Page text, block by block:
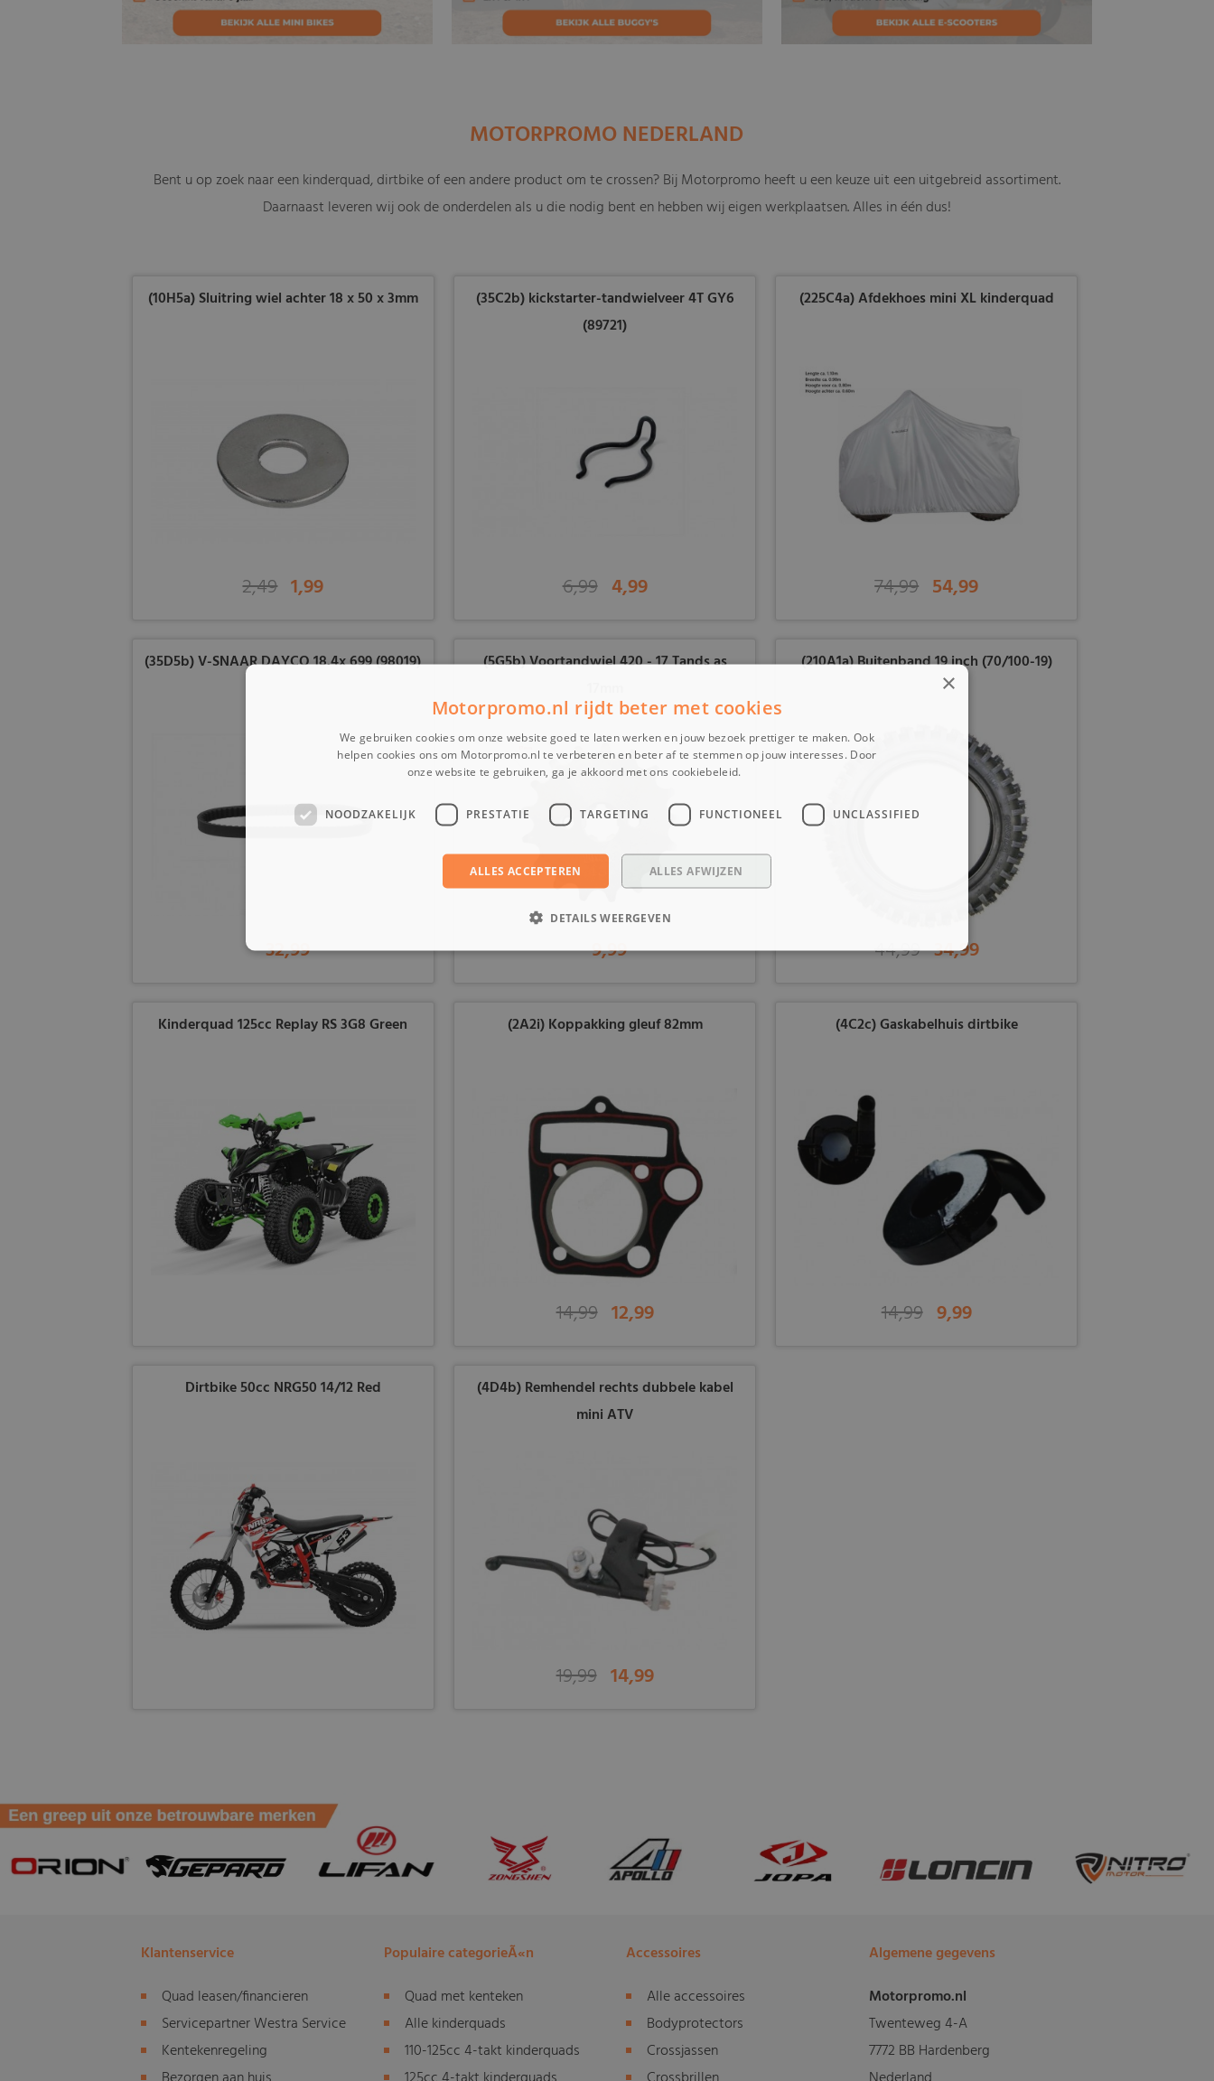
MOTORPROMO NEDERLAND
Bent u op zoek naar een kinderquad, dirtbike of een andere product om te crossen? Bij Motorpromo heeft u een keuze uit een uitgebreid assortiment.
Daarnaast leveren wij ook de onderdelen als u die nodig bent en hebben wij eigen werkplaatsen. Alles in één dus!
(10H5a) Sluitring wiel achter 18 x 50 x 3mm
2,49 1,99
(35C2b) kickstarter-tandwielveer 4T GY6
(89721)
6,99 4,99
(225C4a) Afdekhoes mini XL kinderquad
74,99 54,99
(35D5b) V-SNAAR DAYCO 18.4x 699 (98019)
32,99
(5G5b) Voortandwiel 420 - 17 Tands as
9,99
(210A1a) Buitenband 19 inch (70/100-19)
44,99 34,99
Kinderquad 125cc Replay RS 3G8 Green (2A2i) Koppakking gleuf 82mm
14,99 12,99
(4C2c) Gaskabelhuis dirtbike
14,99 9,99
Dirtbike 50cc NRG50 14/12 Red
(4D4b) Remhendel rechts dubbele kabel
mini ATV
19,99 14,99
Klantenservice
Quad leasen/financieren
Servicepartner Westra Service
Kentekenregeling
Populaire categorieÃ«n
Quad met kenteken
Alle kinderquads
110-125cc 4-takt kinderquads
Accessoires
Alle accessoires
Bodyprotectors
Crossjassen
Algemene gegevens
Motorpromo.nl
Twenteweg 4-A
7772 BB Hardenberg
×
Motorpromo.nl rijdt beter met cookies
We gebruiken cookies om onze website goed te laten werken en jouw bezoek prettiger te maken. Ook
helpen cookies ons om Motorpromo.nl te verbeteren en beter af te stemmen op jouw interesses. Door
onze website te gebruiken, ga je akkoord met ons cookiebeleid.
NOODZAKELIJK PRESTATIE TARGETING FUNCTIONEEL UNCLASSIFIED
ALLES ACCEPTEREN ALLES AFWIJZEN
DETAILS WEERGEVEN